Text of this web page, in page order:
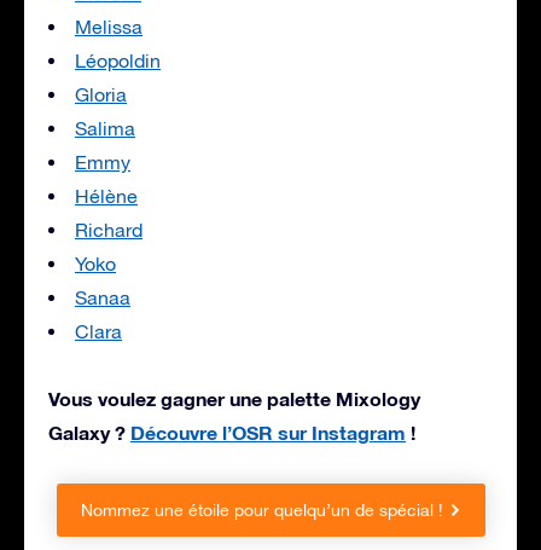
Melissa
Léopoldin
Gloria
Salima
Emmy
Hélène
Richard
Yoko
Sanaa
Clara
Vous voulez gagner une palette Mixology
Galaxy ? Découvre l’OSR sur Instagram !
Nommez une étoile pour quelqu’un de spécial !